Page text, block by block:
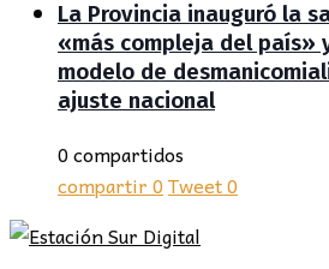
La Provincia inauguró la
«más compleja del país»
modelo de
ajuste nacional
0 compartidos
compartir0Tweet0